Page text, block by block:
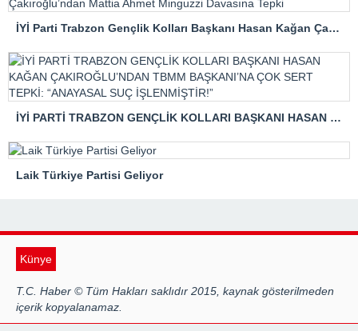
İYİ Parti Trabzon Gençlik Kolları Başkanı Hasan Kağan Çakıroğlu’ndan Mattia Ahmet Minguzzi Davasına Tepki
İYİ PARTİ TRABZON GENÇLİK KOLLARI BAŞKANI HASAN KAĞAN ÇAKIROĞLU’NDAN TBMM BAŞKANI’NA ÇOK SERT TEPKİ: “ANAYASAL SUÇ İŞLENMİŞTİR!”
Laik Türkiye Partisi Geliyor
Künye
T.C. Haber © Tüm Hakları saklıdır 2015, kaynak gösterilmeden
içerik kopyalanamaz.